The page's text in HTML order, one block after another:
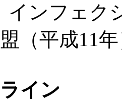
ェクショ
盟（平成
イン